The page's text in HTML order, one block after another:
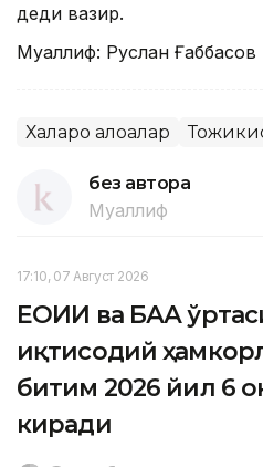
деди вазир.
Муаллиф: Руслан Ғаббасов
Халқаро алоқалар
без автора
Муаллиф
17:10, 07 Август 2026
ЕОИИ ва БАА
иқтисодий
битим 2026 йил 6
киради